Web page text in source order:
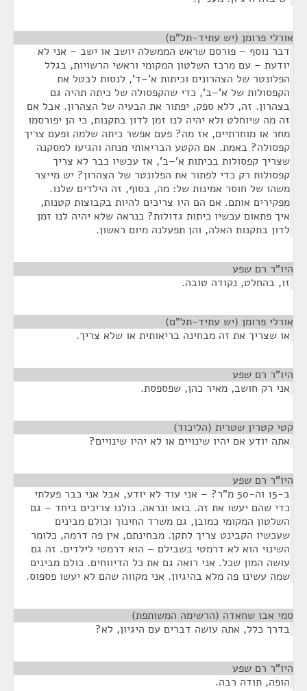
אורלי פרומן (יש עתיד-תל"ם)
דבר נוסף – פורסם שראש הממשלה יושב או ישב – אני לא
יודעת – עם מרכז השלטון המקומי וראשי הרשויות, בגלל
הפלונטר של הצהרונים וכיתות א'–ד', לנסות לבטל את
הקפסולות של א'–ב', כדי שהקפסולה של כיתה תהיה גם
בצהרון. זה, ללא ספק, יפתור את הבעיה של הצהרון. אבל אם
זה מה שיוחלט ולא יהיה לנו זמן לדון בתקנות, כי הן יפורסמו
מחר או מוחרתיים, אז מה? פעם אפשר כיתה שלמה ופעם צריך
קפסולה? באמת. אם הקטע הבריאותי מנחה והגיעו למסקנה
שצריך קפסולות בכיתות א'–ב', אז עכשיו כבר לא צריך
קפסולות רק כדי לפתור את הפלונטר של הצהרון? יש מייצר
משהו של חוסר אמינות של: מה, בסוף, זה הילדים שלנו.
מפקירים אותם. אם הם היו צריכים להיות בקבוצות קטנות,
איך פתאום עכשיו כיתות גדולות? כנראה שלא יהיה לנו זמן
לדון בתקנות האלה, והן תפעלנה מיום ראשון.
היו"ר רם שפע
זו, בהחלט, נקודה טובה.
אורלי פרומן (יש עתיד-תל"ם)
או שצריך את זה מבחינה בריאותית או שלא צריך.
היו"ר רם שפע
אני רק חושב, מאיר כהן, שפספסת.
קטי קטרין שטרית (הליכוד)
אתה יודע אם יהיו שינויים או לא יהיו שינויים?
היו"ר רם שפע
ב-15 וה-50 מ"ר? – אני עוד לא יודע, אבל אני כבר פעלתי
כדי שהם יעשו את זה. בואו ונראה. כולנו צריכים ביחד – גם
השלטון המקומי כמובן, גם משרד החינוך וכולם מבינים
שעכשיו הקבינט צריך לתקן. מבחינתם, אין פה דרמה, כלומר
השינוי הוא לא דרמטי בשבילם – הוא דרמטי לילדים. זה גם
עושה המון שכל. אני רואה גם את כל הדיווחים. כולם מבינים
שמה עשינו פה מלא בהיגיון. אני מקווה שהם לא יעשו פספוס.
סמי אבו שחאדה (הרשימה המשותפת)
בדרך כלל, אתה עושה דברים עם היגיון, לא?
היו"ר רם שפע
הופה, תודה רבה.